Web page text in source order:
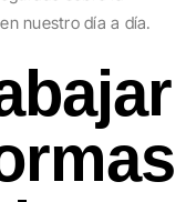
nuestro día a día.